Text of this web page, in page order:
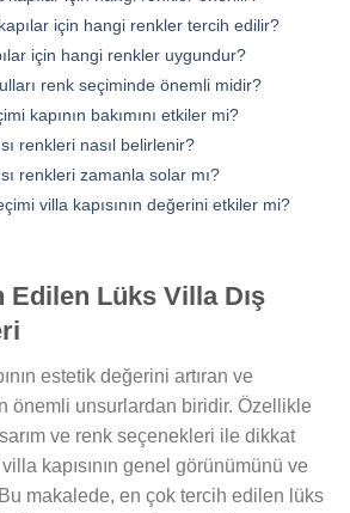
için hangi renkler tercih edilir?
için hangi renkler uygundur?
renk seçiminde önemli midir?
kapının bakımını etkiler mi?
renkleri nasıl belirlenir?
renkleri zamanla solar mı?
villa kapısının değerini etkiler mi?
Edilen Lüks Villa Dış
estetik değerini artıran ve
önemli unsurlardan biridir. Özellikle
ve renk seçenekleri ile dikkat
kapısının genel görünümünü ve
makalede, en çok tercih edilen lüks